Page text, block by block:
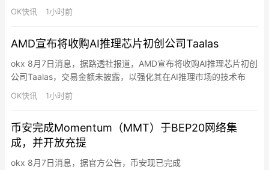
进行调整。每周一08:00至周六07:59（东八区时间）期间，交易
指定bStocks可获得4倍Alpha交易量，交易其他bStocks获得1
bStocks均获得…
OK快讯 1小时前
AMD宣布将收购AI推理芯片初创公司Taalas
okx 8月7日消息，据路透社报道，AMD宣布将收购AI推理芯片初创
公司Taalas，交易金额未披露，以强化其在AI推理市场的技术布
局。AMD计划将Taalas技术整合至其加速器路线图，并开发基于
AMD Instinct GPU的系统级解决方案。Taalas成立于2023年，总
存瓶颈。随着AI从训练…
OK快讯 1小时前
币安完成Momentum（MMT）于BEP20网络集
成，并开放充提
okx 8月7日消息，据官方公告，币安现已完成